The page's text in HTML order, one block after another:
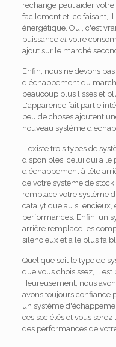
rechange peut aider
facilement et, ce faisant,
énergétique. Oui, c'est
puissance et votre
ajout sur le marché
Enfin, nous ne devons
d'échappement du
beaucoup plus lisses et
L'apparence fait partie
peu de choses ajoutent
nouveau système
Il existe trois types de
disponibles: celui qui a le
d'échappement à tête
de votre système de
remplace votre système
catalytique au silencieux,
performances. Enfin, un
arrière remplace les
silencieux et a le plus
Quel que soit le type de
que vous choisissez, il
Heureusement, nous
avons toujours confiance
un système
ces sociétés et vous
des performances de